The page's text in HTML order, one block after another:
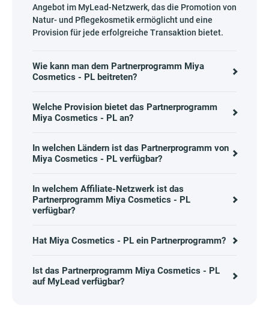
Angebot im MyLead-Netzwerk, das die Promotion von
Natur- und Pflegekosmetik ermöglicht und eine
Provision für jede erfolgreiche Transaktion bietet.
Wie kann man dem Partnerprogramm Miya
Cosmetics - PL beitreten?
Welche Provision bietet das Partnerprogramm
Miya Cosmetics - PL an?
In welchen Ländern ist das Partnerprogramm von
Miya Cosmetics - PL verfügbar?
In welchem Affiliate-Netzwerk ist das
Partnerprogramm Miya Cosmetics - PL
verfügbar?
Hat Miya Cosmetics - PL ein Partnerprogramm?
Ist das Partnerprogramm Miya Cosmetics - PL
auf MyLead verfügbar?